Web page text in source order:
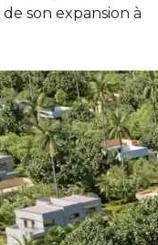
son expansion à